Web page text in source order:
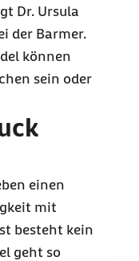
Dr. Ursula
der Barmer.
können
sein oder
einen
mit
besteht kein
geht so